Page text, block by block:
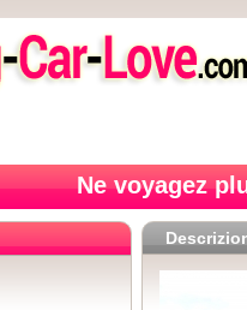
Ne voyagez